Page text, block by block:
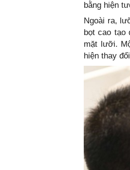
bằng hiện
Ngoài ra,
bọt cao tạo
mặt lưỡi.
hiện thay